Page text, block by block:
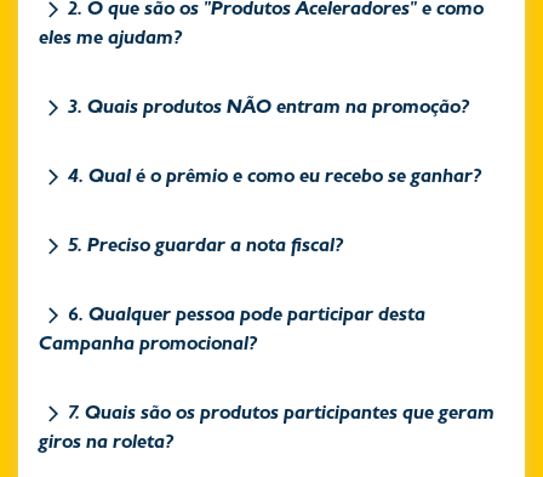
2. O que são os "Produtos Aceleradores" e como
eles me ajudam?
3. Quais produtos NÃO entram na promoção?
4. Qual é o prêmio e como eu recebo se ganhar?
5. Preciso guardar a nota fiscal?
6. Qualquer pessoa pode participar desta
Campanha promocional?
7. Quais são os produtos participantes que geram
giros na roleta?